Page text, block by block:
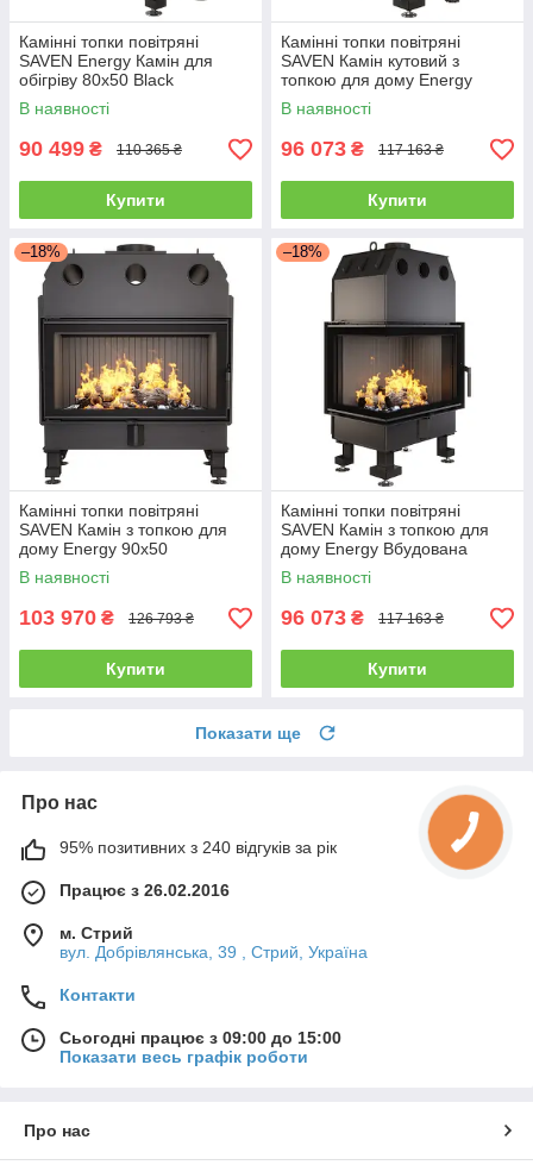
Камінні топки повітряні
SAVEN Energy Камін для
обігріву 80х50 Black
Вбудована камінна топка 17
kW ECO
В наявності
90 499 ₴ 110 365 ₴
Купити
Камінні топки повітряні
SAVEN Камін кутовий з
топкою для дому Energy
65x50x47 R Вбудована
камінна топка Black
В наявності
96 073 ₴ 117 163 ₴
Купити
–18%
Камінні топки повітряні
SAVEN Камін з топкою для
дому Energy 90x50
Вбудована камінна топка
Black 19,0 кВт
В наявності
103 970 ₴ 126 793 ₴
Купити
–18%
Камінні топки повітряні
SAVEN Камін з топкою для
дому Energy Вбудована
камінна топка Black 19,0 кВт
В наявності
96 073 ₴ 117 163 ₴
Купити
Показати ще
Про нас
95% позитивних з 240 відгуків за рік
Працює з 26.02.2016
м. Стрий
вул. Добрівлянська, 39 , Стрий, Україна
Контакти
Сьогодні працює з 09:00 до 15:00
Показати весь графік роботи
Про нас